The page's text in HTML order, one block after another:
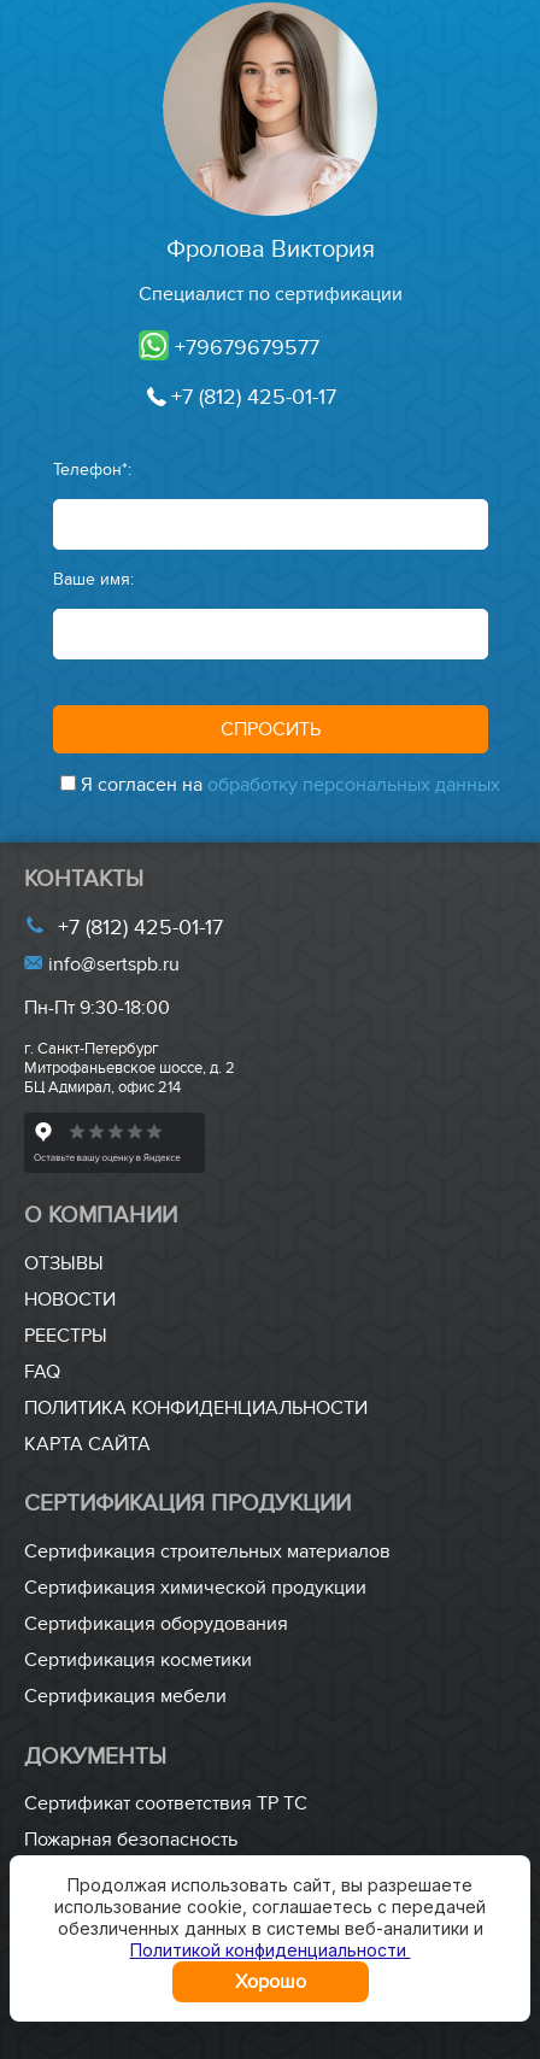
Фролова Виктория
Специалист по сертификации
+79679679577
+7 (812) 425-01-17
Телефон*:
Ваше имя:
Я согласен на обработку персональных данных
О КОМПАНИИ
ОТЗЫВЫ
НОВОСТИ
РЕЕСТРЫ
FAQ
ПОЛИТИКА КОНФИДЕНЦИАЛЬНОСТИ
КАРТА САЙТА
СЕРТИФИКАЦИЯ ПРОДУКЦИИ
Сертификация строительных материалов
Сертификация химической продукции
Сертификация оборудования
Сертификация косметики
Сертификация мебели
ДОКУМЕНТЫ
Сертификат соответствия ТР ТС
Пожарная безопасность
ISO 9001
Разработка технических условий
Разработка паспорта безопасности
КОНТАКТЫ
+7 (812) 425-01-17
info@sertspb.ru
Пн-Пт 9:30-18:00
г. Санкт-Петербург
Митрофаньевское шоссе, д. 2
БЦ Адмирал, офис 214
Продолжая использовать сайт, вы разрешаете
использование cookie, соглашаетесь с передачей
обезличенных данных в системы веб-аналитики и
Политикой конфиденциальности
Хорошо